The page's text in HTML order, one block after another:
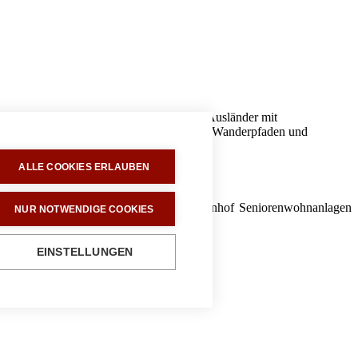
völlig isoliert. Seit 1992 dürfen Ausländer mit
Landschaften, abenteuerlichen Wanderpfaden und
worden. Das Konzept der Rosenhof Seniorenwohnanlagen
ALLE COOKIES ERLAUBEN
NUR NOTWENDIGE COOKIES
EINSTELLUNGEN